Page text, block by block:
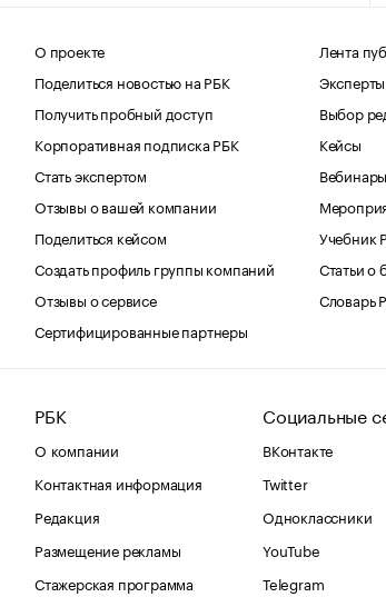
О проекте
Поделиться новостью на РБК
Получить пробный доступ
Корпоративная подписка РБК
Стать экспертом
Отзывы о вашей компании
Поделиться кейсом
Создать профиль группы компаний
Отзывы о сервисе
Сертифицированные партнеры
Лента
Эксперты
Выбор
Кейсы
Вебинары
Учебник
Статьи о
Словарь
РБК
О компании
Контактная информация
Редакция
Размещение рекламы
Стажерская программа
Социальные
ВКонтакте
Twitter
Одноклассники
YouTube
Telegram